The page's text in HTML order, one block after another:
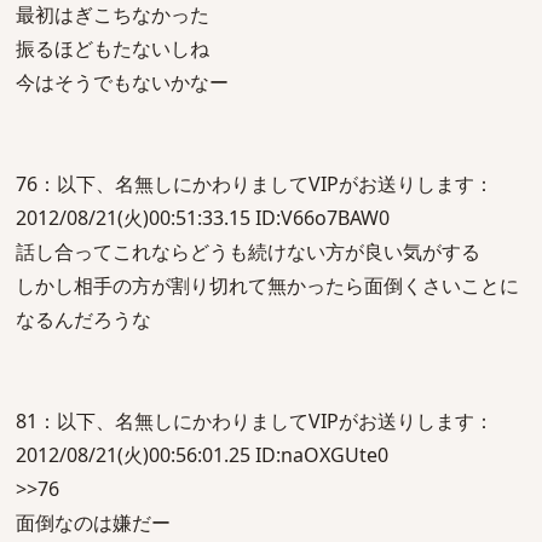
最初はぎこちなかった
振るほどもたないしね
今はそうでもないかなー
76：以下、名無しにかわりましてVIPがお送りします：
2012/08/21(火)00:51:33.15 ID:V66o7BAW0
話し合ってこれならどうも続けない方が良い気がする
しかし相手の方が割り切れて無かったら面倒くさいことに
なるんだろうな
81：以下、名無しにかわりましてVIPがお送りします：
2012/08/21(火)00:56:01.25 ID:naOXGUte0
>>76
面倒なのは嫌だー